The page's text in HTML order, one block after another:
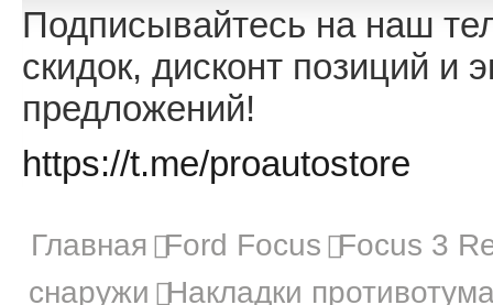
Подписывайтесь на наш
скидок, дисконт позиций и
предложений!
https://t.me/proautostore
Главная Ford Focus Focus 3
снаружи Накладки